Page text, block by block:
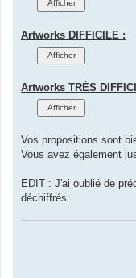
Artworks DIFFICILE :
Artworks TRÈS
Vos propositions sont
Vous avez également
EDIT : J'ai oublié de
déchiffrés.